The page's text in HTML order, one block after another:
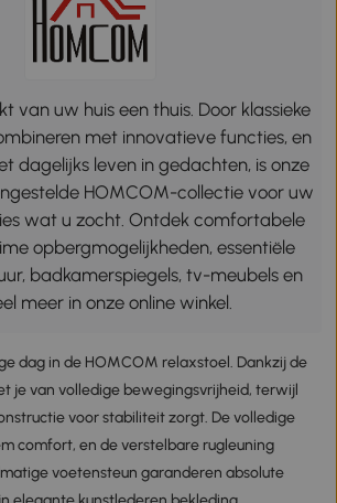
van uw huis een thuis. Door klassieke
met innovatieve functies, en
dagelijks leven in gedachten, is onze
HOMCOM-collectie voor uw
wat u zocht. Ontdek comfortabele
opbergmogelijkheden, essentiële
badkamerspiegels, tv-meubels en
meer in onze online winkel.
dag in de HOMCOM relaxstoel. Dankzij de
je van volledige bewegingsvrijheid, terwijl
voor stabiliteit zorgt. De volledige
comfort, en de verstelbare rugleuning
voetensteun garanderen absolute